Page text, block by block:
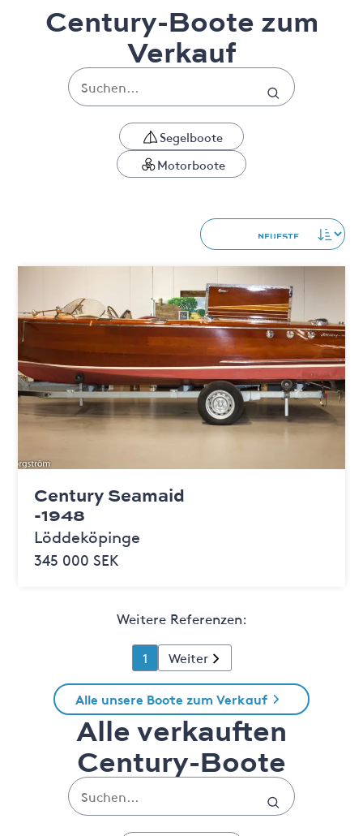
Century-Boote zum
Verkauf
Segelboote
Motorboote
Century Seamaid
-1948
Löddeköpinge
345 000 SEK
Weitere Referenzen:
1 Weiter
Alle unsere Boote zum Verkauf
Alle verkauften
Century-Boote